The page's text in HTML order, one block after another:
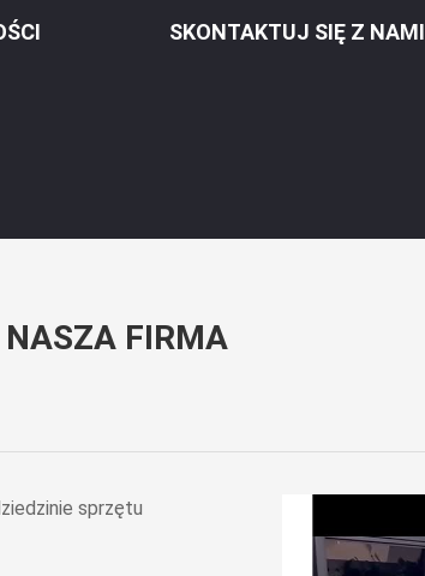
SKONTAKTUJ SIĘ Z NAMI
NASZA FIRMA
sprzętu